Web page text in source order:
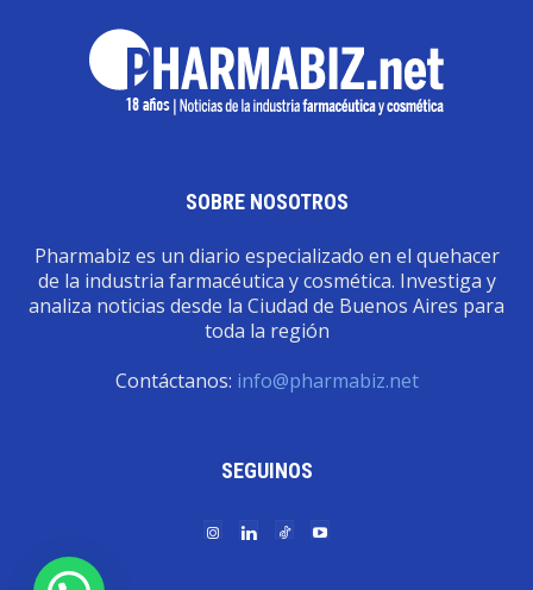
SOBRE NOSOTROS
Pharmabiz es un diario especializado en el quehacer
de la industria farmacéutica y cosmética. Investiga y
analiza noticias desde la Ciudad de Buenos Aires para
toda la región
Contáctanos: info@pharmabiz.net
SEGUINOS